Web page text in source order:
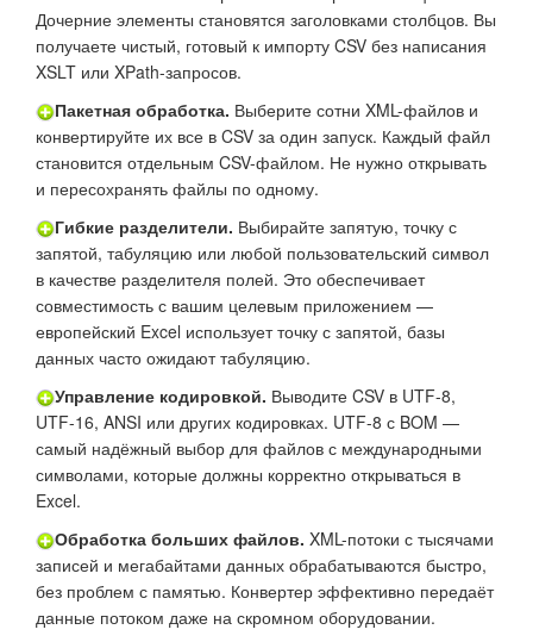
Дочерние элементы становятся заголовками столбцов. Вы
получаете чистый, готовый к импорту CSV без написания
XSLT или XPath-запросов.
Пакетная обработка. Выберите сотни XML-файлов и
конвертируйте их все в CSV за один запуск. Каждый файл
становится отдельным CSV-файлом. Не нужно открывать
и пересохранять файлы по одному.
Гибкие разделители. Выбирайте запятую, точку с
запятой, табуляцию или любой пользовательский символ
в качестве разделителя полей. Это обеспечивает
совместимость с вашим целевым приложением —
европейский Excel использует точку с запятой, базы
данных часто ожидают табуляцию.
Управление кодировкой. Выводите CSV в UTF-8,
UTF-16, ANSI или других кодировках. UTF-8 с BOM —
самый надёжный выбор для файлов с международными
символами, которые должны корректно открываться в
Excel.
Обработка больших файлов. XML-потоки с тысячами
записей и мегабайтами данных обрабатываются быстро,
без проблем с памятью. Конвертер эффективно передаёт
данные потоком даже на скромном оборудовании.